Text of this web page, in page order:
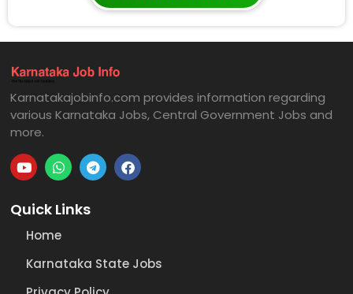
Karnatakajobinfo.com provides information regarding
various Karnataka Jobs, Central Government Jobs and
more.
Quick Links
Home
Karnataka State Jobs